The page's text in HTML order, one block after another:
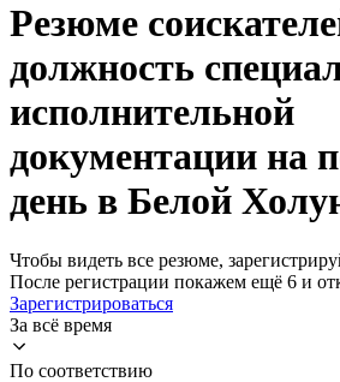
Резюме
должность
исполнительной
документации на
день в Белой
Чтобы видеть все резюме,
После регистрации покажем ещё 6 и
Зарегистрироваться
За всё время
По соответствию